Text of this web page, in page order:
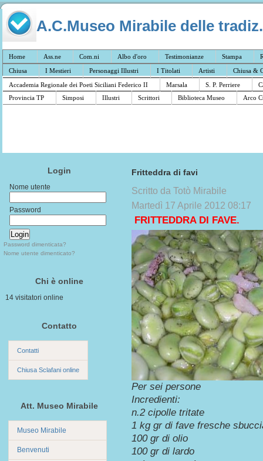
A.C.Museo Mirabile delle
Home Ass.ne Com.ni Albo d'oro Testimonianze Stampa
Chiusa
I Mestieri Personaggi Illustri I Titolati Artisti
Chiusa &
Accademia Regionale dei Poeti Siciliani Federico II
Marsala S. P. Perriere
Provincia TP
Simposi Illustri Scrittori Biblioteca Museo Arco
Login
Nome utente
Password
Password dimenticata?
Nome utente dimenticato?
Chi è online
14 visitatori online
Contatto
Contatti
Chiusa Sclafani online
Att. Museo Mirabile
Museo Mirabile
Benvenuti
Fritteddra di favi
Scritto da Totò Mirabile
Martedì 17 Aprile 2012 08:17
FRITTEDDRA DI FAVE.
Per sei persone
Incredienti:
n.2 cipolle tritate
1 kg gr di fave fresche
100 gr di olio
100 gr di lardo